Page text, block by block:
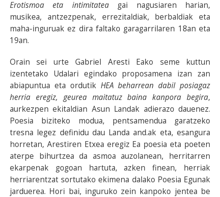
Erotismoa eta intimitateagai nagusiaren harian,
musikea, antzezpenak, errezitaldiak, berbaldiak eta
maha-inguruak ez dira faltako garagarrilaren 18an eta
19an.
Orain sei urte Gabriel Aresti Eako seme kuttun
izentetako Udalari egindako proposamena izan zan
abiapuntua eta ordutik HEA beharrean dabil posiagaz
herria eregiz, geurea maitatuz baina kanpora begira,
aurkezpen ekitaldian Asun Landak adierazo dauenez.
Poesia biziteko modua, pentsamendua garatzeko
tresna legez definidu dau Landa and.ak eta, esangura
horretan, Arestiren Etxea eregiz Ea poesia eta poeten
aterpe bihurtzea da asmoa auzolanean, herritarren
ekarpenak gogoan hartuta, azken finean, herriak
herriarentzat sortutako ekimena dalako Poesia Egunak
jarduerea. Hori bai, inguruko zein kanpoko jentea be